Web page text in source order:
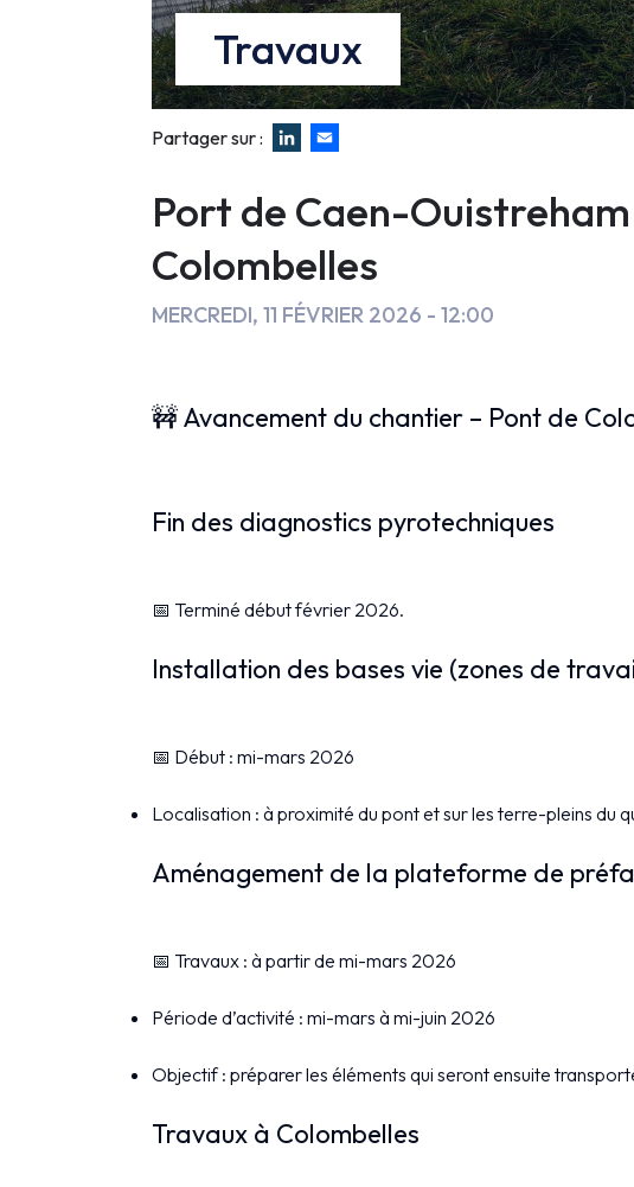
Faux
Travaux
Partager sur :
Port de Caen-
Colombelles
MERCREDI, 11 FÉVRIER 2026 - 12:00
🚧 Avancement du chantier – Pont de
Fin des diagnostics pyrotechniques
📅 Terminé début février 2026.
Installation des bases vie (zones de
📅 Début : mi-mars 2026
Localisation : à proximité du pont et sur les terre-pleins du
Aménagement de la plateforme de
📅 Travaux : à partir de mi-mars 2026
Période d’activité : mi-mars à mi-juin 2026
Objectif : préparer les éléments qui seront ensuite
Travaux à Colombelles